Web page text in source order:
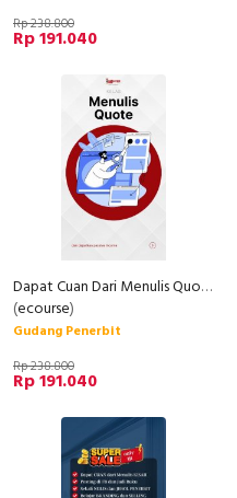
Rp 238.800
Rp 191.040
Dapat Cuan Dari Menulis Quote
(ecourse)
Gudang Penerbit
Rp 238.800
Rp 191.040